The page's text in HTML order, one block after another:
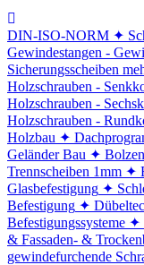
DIN-ISO-NORM ✦
Gewindestangen -
Sicherungsscheiben
Holzschrauben -
Holzschrauben -
Holzschrauben -
Holzbau ✦
Geländer Bau ✦
Trennscheiben 1mm ✦
Glasbefestigung ✦
Befestigung ✦
Befestigungssysteme ✦
& Fassaden- &
gewindefurchende